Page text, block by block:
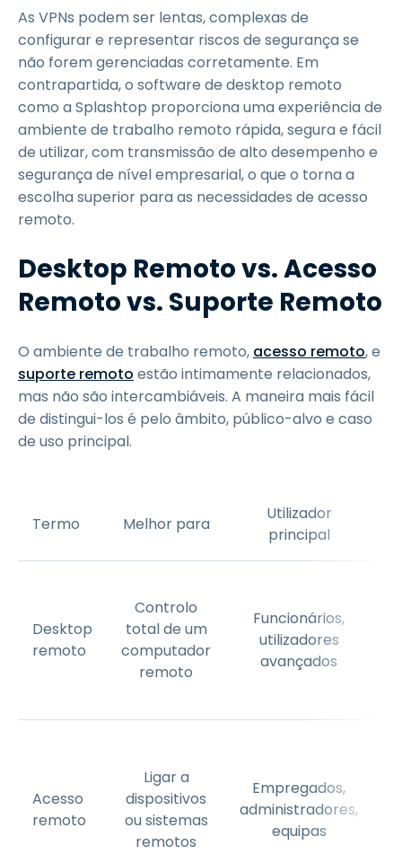
As VPNs podem ser lentas, complexas de
configurar e representar riscos de segurança se
não forem gerenciadas corretamente. Em
contrapartida, o software de desktop remoto
como a Splashtop proporciona uma experiência de
ambiente de trabalho remoto rápida, segura e fácil
de utilizar, com transmissão de alto desempenho e
segurança de nível empresarial, o que o torna a
escolha superior para as necessidades de acesso
remoto.
Desktop Remoto vs. Acesso
Remoto vs. Suporte Remoto
O ambiente de trabalho remoto, acesso remoto, e
suporte remoto estão intimamente relacionados,
mas não são intercambiáveis. A maneira mais fácil
de distingui-los é pelo âmbito, público-alvo e caso
de uso principal.
Termo Melhor para
Utilizador
principal
Desktop
remoto
Controlo
total de um
computador
remoto
Funcionários,
utilizadores
avançados
Acesso
remoto
Ligar a
dispositivos
ou sistemas
remotos
Empregados,
administradores,
equipas